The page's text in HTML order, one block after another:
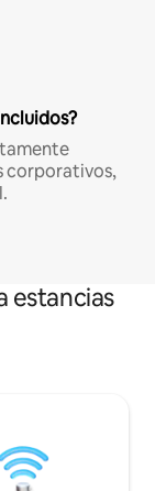
corporativos,
estancias